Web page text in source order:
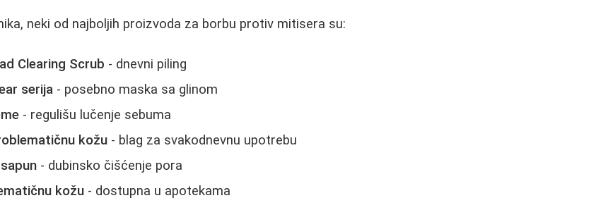
neki od najboljih proizvoda za borbu protiv mitisera su:
Clearing Scrub - dnevni piling
serija - posebno maska sa glinom
- regulišu lučenje sebuma
kožu - blag za svakodnevnu upotrebu
- dubinsko čišćenje pora
kožu - dostupna u apotekama